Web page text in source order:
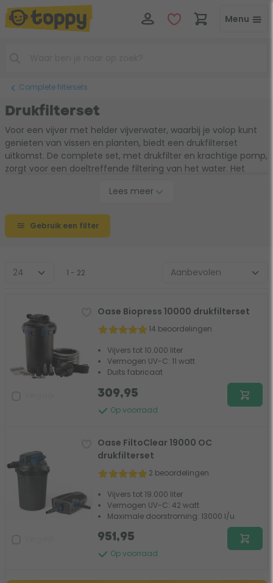
Menu
Complete filtersets
Drukfilterset
Voor een vijver met helder vijverwater, waarbij je volop kunt
genieten van vissen en planten, biedt een drukfilterset
uitkomst. De complete set, met drukfilter en krachtige pomp,
zorgt voor een doeltreffende filtering van het water. Het
beschikt over een UV-C filter. Het grove en fijne vuil en
ook wat wil, kun je deze drukfilterset ingraven en mooi uit het
zicht plaatsen bij je vijver.
Lees meer
Gebruik een filter
1 - 22
Oase Biopress 10000 drukfilterset
14 beoordelingen
Vijvers tot 10.000 liter
Vermogen UV-C: 11 watt
Duits fabricaat
Op voorraad
309,95
Oase FiltoClear 19000 OC
drukfilterset
2 beoordelingen
Vijvers tot 19.000 liter
Vermogen UV-C: 42 watt
Maximale doorstroming: 13000 l/u
Op voorraad
951,95